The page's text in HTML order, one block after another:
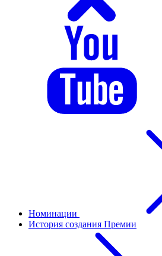
Номинации
История создания Премии